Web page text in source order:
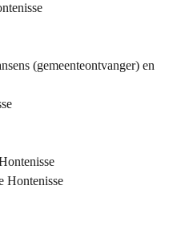
(gemeenteontvanger) en
Hontenisse